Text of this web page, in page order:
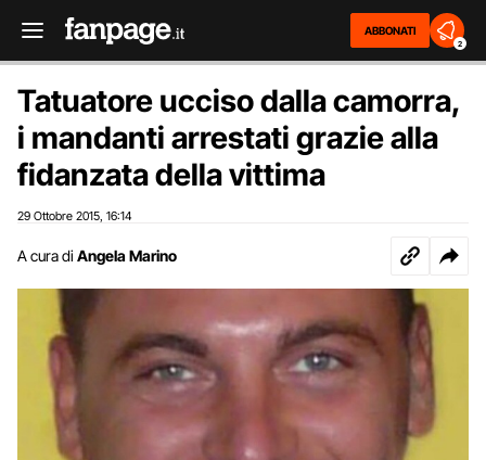
ABBONATI
2
Tatuatore ucciso dalla camorra,
i mandanti arrestati grazie alla
fidanzata della vittima
29 Ottobre 2015 16:14
A cura di Angela Marino